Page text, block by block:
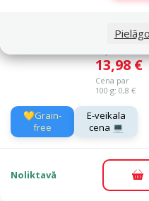
Salmon,
Cena
13,98 €
Cena par
100 g: 0,8 €
💛Grain-
free
E-veikala
cena 💻
Noliktavā